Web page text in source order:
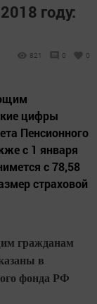
году:
821 0 0
цифры
Пенсионного
с 1 января
с 78,58
страховой
гражданам
в
фонда РФ